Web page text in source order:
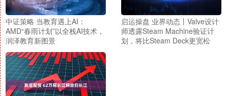
中证策略 当教育遇上AI：
AMD“春雨计划”以全栈AI技术，
润泽教育新图景
启运操盘 业界动态丨Valve设计
师透露Steam Machine验证计
划，将比Steam Deck更宽松